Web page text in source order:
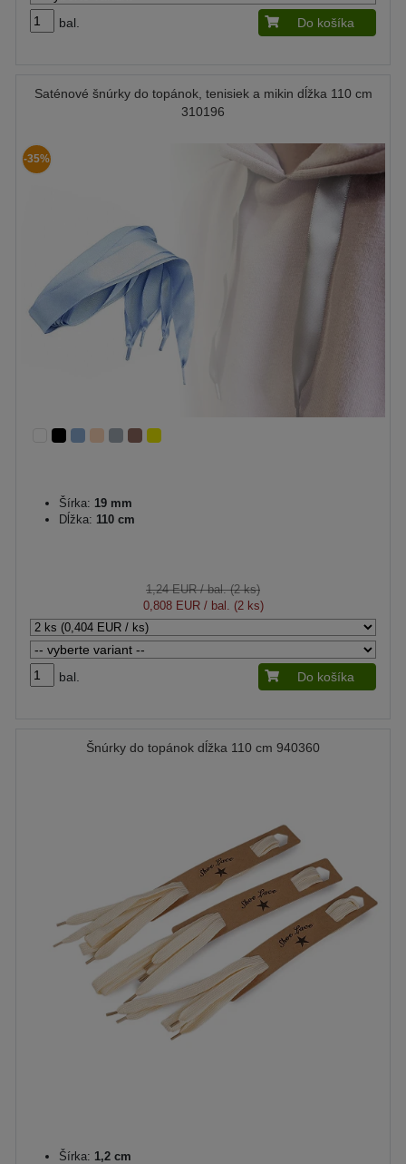
bal. Do košíka
Saténové šnúrky do topánok, tenisiek a mikin dĺžka 110 cm
310196
-35%
Šírka: 19 mm
Dĺžka: 110 cm
1,24 EUR/ bal. (2 ks)
0,808 EUR/ bal. (2 ks)
bal. Do košíka
Šnúrky do topánok dĺžka 110 cm 940360
Šírka: 1,2 cm